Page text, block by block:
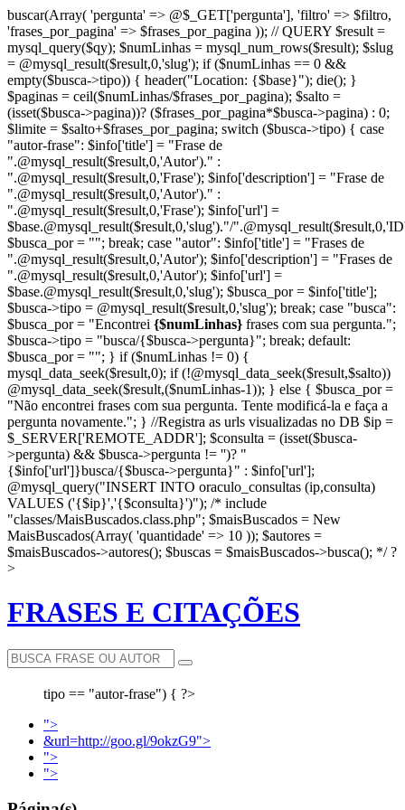
buscar(Array( 'pergunta' => @$_GET['pergunta'], 'filtro' => $filtro,
'frases_por_pagina' => $frases_por_pagina )); // QUERY $result =
mysql_query($qy); $numLinhas = mysql_num_rows($result); $slug
= @mysql_result($result,0,'slug'); if ($numLinhas == 0 &&
empty($busca->tipo)) { header("Location: {$base}"); die(); }
$paginas = ceil($numLinhas/$frases_por_pagina); $salto =
(isset($busca->pagina))? ($frases_por_pagina*$busca->pagina) : 0;
$limite = $salto+$frases_por_pagina; switch ($busca->tipo) { case
"autor-frase": $info['title'] = "Frase de
".@mysql_result($result,0,'Autor')." :
".@mysql_result($result,0,'Frase'); $info['description'] = "Frase de
".@mysql_result($result,0,'Autor')." :
".@mysql_result($result,0,'Frase'); $info['url'] =
$base.@mysql_result($result,0,'slug')."/
$busca_por = ""; break; case "autor": $info['title'] = "Frases de
".@mysql_result($result,0,'Autor'); $info['description'] = "Frases de
".@mysql_result($result,0,'Autor'); $info['url'] =
$base.@mysql_result($result,0,'slug'); $busca_por = $info['title'];
$busca->tipo = @mysql_result($result,0,'slug'); break; case "busca":
$busca_por = "Encontrei {$numLinhas} frases com sua pergunta.";
$busca->tipo = "busca/{$busca->pergunta}"; break; default:
$busca_por = ""; } if ($numLinhas != 0) {
mysql_data_seek($result,0); if (!@mysql_data_seek($result,$salto))
@mysql_data_seek($result,($numLinhas-1)); } else { $busca_por =
"Não encontrei frases com sua pergunta. Tente modificá-la e faça a
pergunta novamente."; } //Registra as urls visualizadas no DB $ip =
$_SERVER['REMOTE_ADDR']; $consulta = (isset($busca-
>pergunta) && $busca->pergunta != '')? "
{$info['url']}busca/{$busca->pergunta}" : $info['url'];
@mysql_query("INSERT INTO oraculo_consultas (ip,consulta)
VALUES ('{$ip}','{$consulta}')"); /* include
"classes/MaisBuscados.class.php"; $maisBuscados = New
MaisBuscados(Array( 'quantidade' => 10 )); $autores =
$maisBuscados->autores(); $buscas = $maisBuscados->busca(); */ ?
>
FRASES E CITAÇÕES
tipo == "autor-frase") { ?>
">
&url=http://goo.gl/9okzG9">
">
">